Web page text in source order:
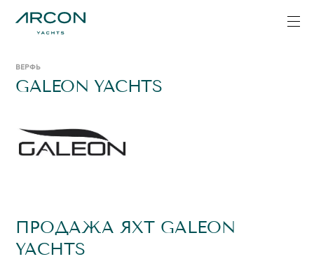
ВЕРФЬ
GALEON YACHTS
ПРОДАЖА ЯХТ GALEON
YACHTS